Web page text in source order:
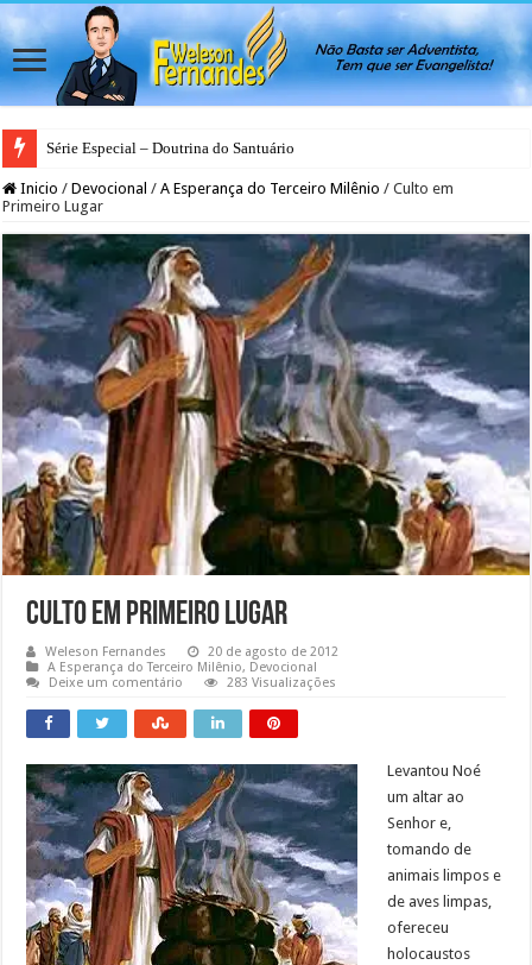
Série Especial – Doutrina do Santuário
Inicio / Devocional / A Esperança do Terceiro Milênio / Culto em
Primeiro Lugar
Culto em Primeiro Lugar
Weleson Fernandes
20 de agosto de 2012
A Esperança do Terceiro Milênio, Devocional
Deixe um comentário
283 Visualizações
Levantou Noé
um altar ao
Senhor e,
tomando de
animais limpos e
de aves limpas,
ofereceu
holocaustos